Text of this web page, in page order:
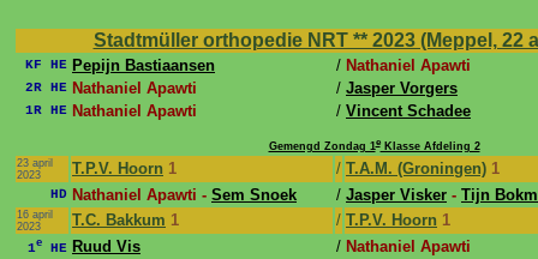
Stadtmüller orthopedie NRT ** 2023 (Meppel, 22
KF HE Pepijn Bastiaansen / Nathaniel Apawti
2R HE Nathaniel Apawti / Jasper Vorgers
1R HE Nathaniel Apawti / Vincent Schadee
Gemengd Zondag 1eKlasse Afdeling 2
23 april
2023
T.P.V. Hoorn 1 / T.A.M. (Groningen) 1
HD Nathaniel Apawti - Sem Snoek / Jasper Visker - Tijn
16 april
2023
T.C. Bakkum 1 / T.P.V. Hoorn 1
1e HE Ruud Vis / Nathaniel Apawti